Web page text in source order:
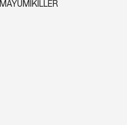
MAYUMIKILLER